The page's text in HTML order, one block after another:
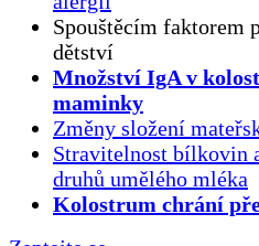
Spouštěcím faktorem
dětství
Množství IgA v
maminky
Změny složení
Stravitelnost bílkovin
druhů umělého mléka
Kolostrum chrání